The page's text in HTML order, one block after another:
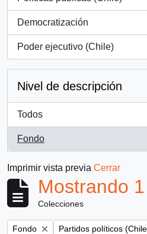
, 1 resultados
Democratización
, 1 resultados
Poder ejecutivo (Chile)
, 1 resultados
Nivel de descripción
Todos
Fondo
, 1 resultados
Imprimir vista previa Cerrar
Mostrando
Colecciones
Remove filter:
Fondo Remove filter:
Partidos políticos